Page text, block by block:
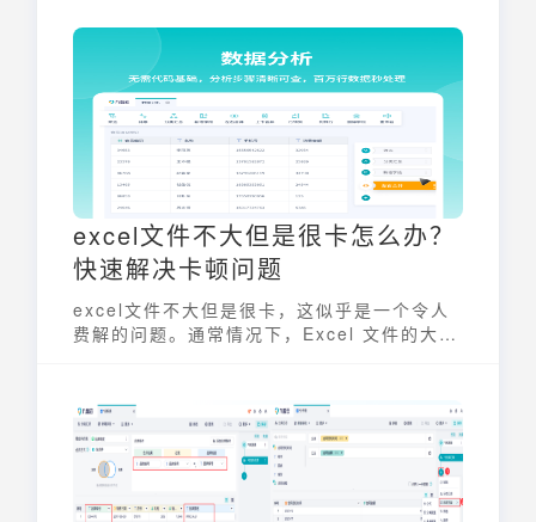
上手，轻松excel生成柱形图，让你的数据更
具说服力。
excel文件不大但是很卡怎么办？
快速解决卡顿问题
excel文件不大但是很卡，这似乎是一个令人
费解的问题。通常情况下，Excel 文件的大小
出现卡顿，很可能是其他因素在作祟。例如，
复杂的公式计算、过多的格式设置、加载项冲
突、或者电脑硬件配置不足等都可能导致
Excel运行缓慢。了解这些原因，并采取相应
的优化措施，才能有效解决excel文件不大但